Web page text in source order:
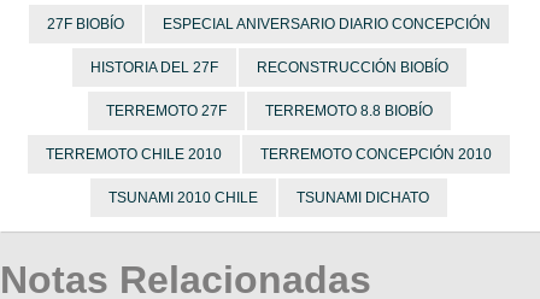
27F BIOBÍO ESPECIAL ANIVERSARIO DIARIO CONCEPCIÓN
HISTORIA DEL 27F RECONSTRUCCIÓN BIOBÍO
TERREMOTO 27F TERREMOTO 8.8 BIOBÍO
TERREMOTO CHILE 2010 TERREMOTO CONCEPCIÓN 2010
TSUNAMI 2010 CHILE TSUNAMI DICHATO
Notas Relacionadas